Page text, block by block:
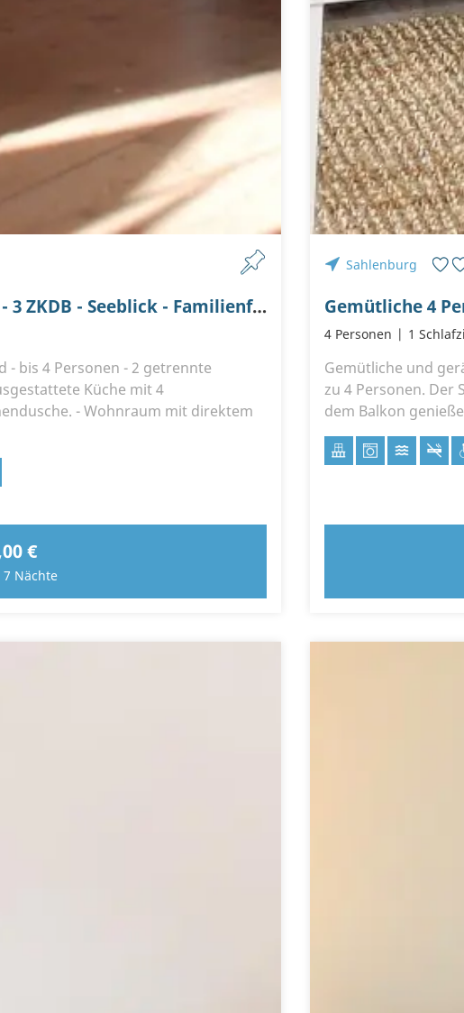
Haus Sonnensegler FeWo - "LUV" - 3 ZKDB - Seeblick - Familienfreundlich - Nett
- bis 4 Personen - 2 getrennte
Küche mit 4
- Wohnraum mit direktem
€
Nächte
Sahlenburg
4 Personen 1
Gemütliche und
zu 4 Personen. Der
dem Balkon